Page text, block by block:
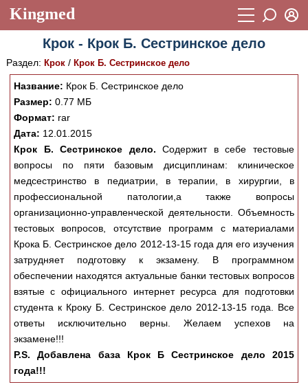
Kingmed
Учебный материал
Видеогалерея 899
Фотогалерея (1906)
Истории болезней
Лекции и презентации 2474
Аккредитационные тесты (6)
Методические рекомендации
Научно-популярное
Статьи
Новости (244)
Медицинская стандартизация
Нормативы экстренной и неотложной помощи
Нормы лабораторных и инструментальных
исследований
Пароль
Восстановить пароль
Регистрация
Крок - Крок Б. Сестринское дело
Раздел: Крок/ Крок Б. Сестринское дело
Название: Крок Б. Сестринское дело
Размер: 0.77 МБ
Формат: rar
Дата: 12.01.2015
Крок Б. Сестринское дело.Содержит в себе тестовые
вопросы по пяти базовым дисциплинам: клиническое
медсестринство в педиатрии, в терапии, в хирургии, в
профессиональной патологии,а также вопросы
организационно-управленческой деятельности. Объемность
тестовых вопросов, отсутствие программ с материалами
Крока Б. Сестринское дело 2012-13-15 года для его изучения
затрудняет подготовку к экзамену. В программном
обеспечении находятся актуальные банки тестовых вопросов
взятые с официального интернет ресурса для подготовки
студента к Кроку Б. Сестринское дело 2012-13-15 года. Все
ответы исключительно верны. Желаем успехов на
экзамене!!!
P.S. Добавлена база Крок Б Сестринское дело 2015
года!!!